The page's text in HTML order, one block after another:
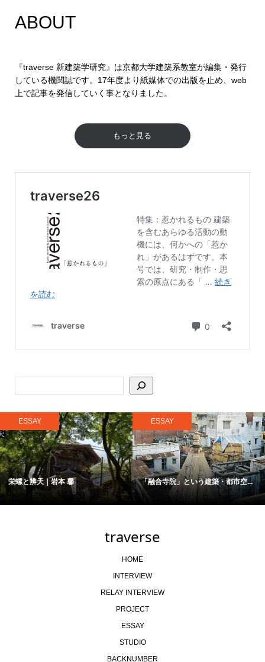
ABOUT
『traverse 新建築学研究』は京都大学建築系教室が編集・発行
している機関誌です。17年度より紙媒体での出版を止め、web
上で記事を発信していく事となりました。
もっと見る
ESSAY
栄螺と辨天｜岩本 馨
ESSAY
「融合寺院」という建築・都市空...
traverse
HOME
INTERVIEW
RELAY INTERVIEW
PROJECT
ESSAY
STUDIO
BACKNUMBER